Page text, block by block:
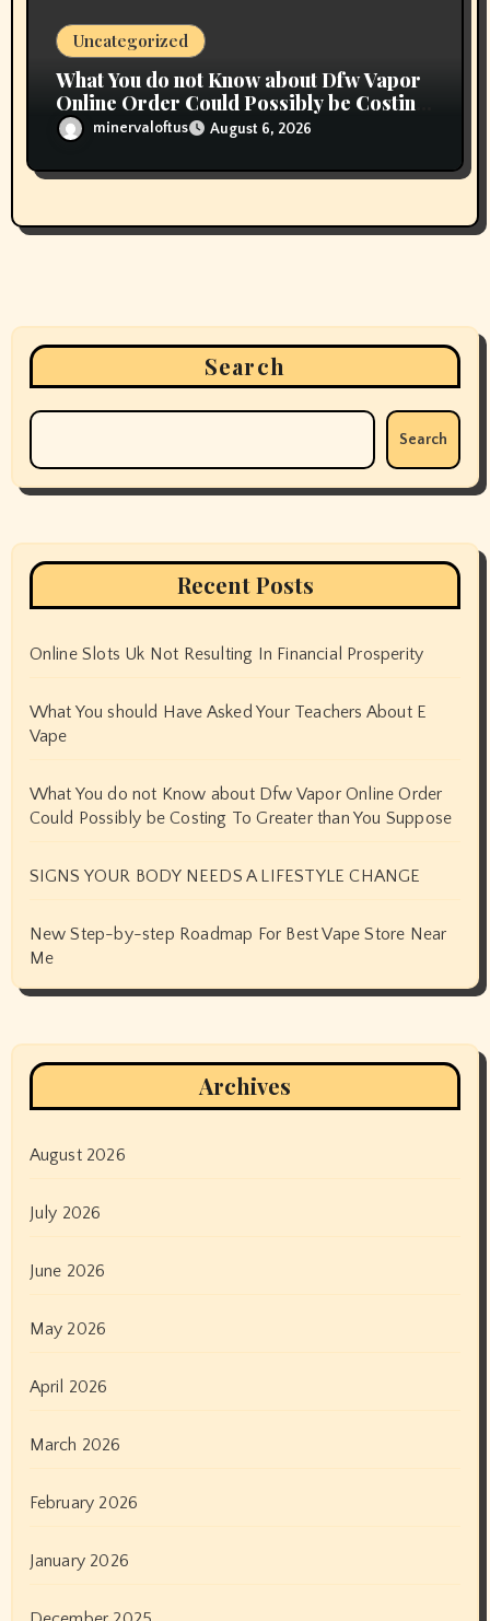
Uncategorized
What You do not Know about Dfw Vapor
Online Order Could Possibly be Costing
To Greater than You Suppose
minervaloftus August 6, 2026
Search
Search
Recent Posts
Online Slots Uk Not Resulting In Financial Prosperity
What You should Have Asked Your Teachers About E
Vape
What You do not Know about Dfw Vapor Online Order
Could Possibly be Costing To Greater than You Suppose
SIGNS YOUR BODY NEEDS A LIFESTYLE CHANGE
New Step-by-step Roadmap For Best Vape Store Near
Me
Archives
August 2026
July 2026
June 2026
May 2026
April 2026
March 2026
February 2026
January 2026